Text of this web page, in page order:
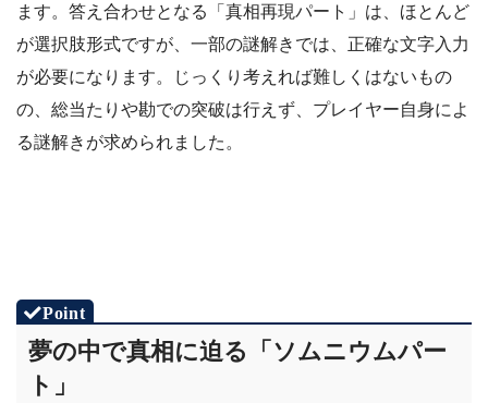
ます。答え合わせとなる「真相再現パート」は、ほとんど
が選択肢形式ですが、一部の謎解きでは、正確な文字入力
が必要になります。じっくり考えれば難しくはないもの
の、総当たりや勘での突破は行えず、プレイヤー自身によ
る謎解きが求められました。
夢の中で真相に迫る「ソムニウムパー
ト」